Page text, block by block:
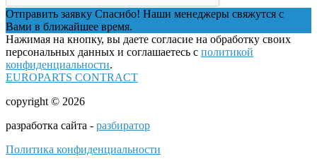
Отправить заявку Спасибо! Наши менеджеры свяжутся с
Вами в ближайшее время.
Нажимая на кнопку, вы даете согласие на обработку своих
персональных данных и соглашаетесь с политикой
конфиденциальности.
EUROPARTS CONTRACT
copyright © 2026
разработка сайта - разбиратор
Политика конфиденциальности